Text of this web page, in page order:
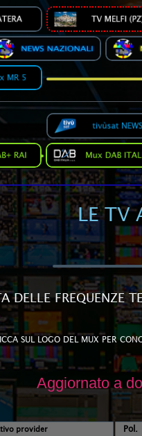
LE TV
DELLE FREQUENZE
SUL LOGO DEL MUX PER
Aggiornato a
provider Pol.